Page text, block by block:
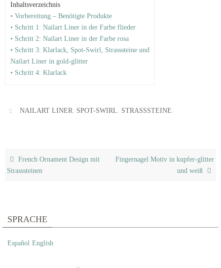
Inhaltsverzeichnis
• Vorbereitung – Benötigte Produkte
• Schritt 1: Nailart Liner in der Farbe flieder
• Schritt 2: Nailart Liner in der Farbe rosa
• Schritt 3: Klarlack, Spot-Swirl, Strasssteine und
Nailart Liner in gold-glitter
• Schritt 4: Klarlack
NAILART LINER, SPOT-SWIRL, STRASSSTEINE
French Ornament Design mit
Strasssteinen
Fingernagel Motiv in kupfer-glitter
und weiß
SPRACHE
Español English